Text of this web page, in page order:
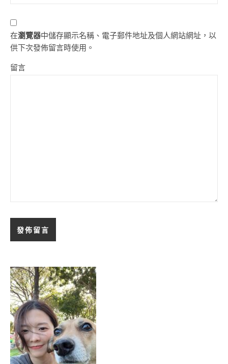
在瀏覽器中儲存顯示名稱、電子郵件地址及個人網站網址，以
供下次發佈留言時使用。
留言